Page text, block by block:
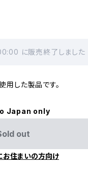
に販売終了しました
用した製品です。
Japan only
out
お住まいの方向け